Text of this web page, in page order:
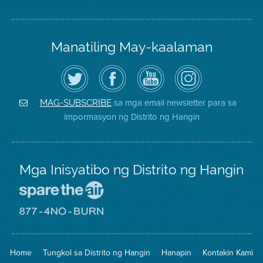
Manatiling May-kaalaman
I-
follow
ang
Air
District
sa
Twitter
Bisitahin
ang
Page
sa
Facebook
ng
Distrito
Channel
sa
YouTube
ng
Air
District
Air
District
on
Instagram
MAG-SUBSCRIBEsa mga email newsletter para sa
impormasyon ng Distrito ng Hangin
Mga Inisyatibo ng Distrito ng Hangin
Iligtas
Hangin
8774
na
Home Tungkol sa Distrito ng Hangin Hanapin
Kontakin Kami